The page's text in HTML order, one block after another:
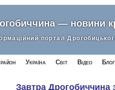
— новини
портал
Україна Світ Відео
Завтра Дрогобиччина